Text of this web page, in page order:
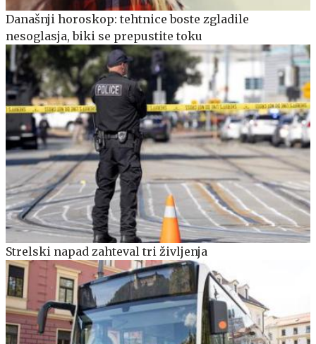
Današnji horoskop: tehtnice boste zgladile
nesoglasja, biki se prepustite toku
Strelski napad zahteval tri življenja